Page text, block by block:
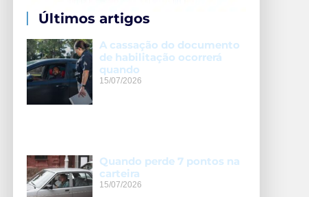
Últimos artigos
A cassação do documento
de habilitação ocorrerá
quando
15/07/2026
Quando perde 7 pontos na
carteira
15/07/2026